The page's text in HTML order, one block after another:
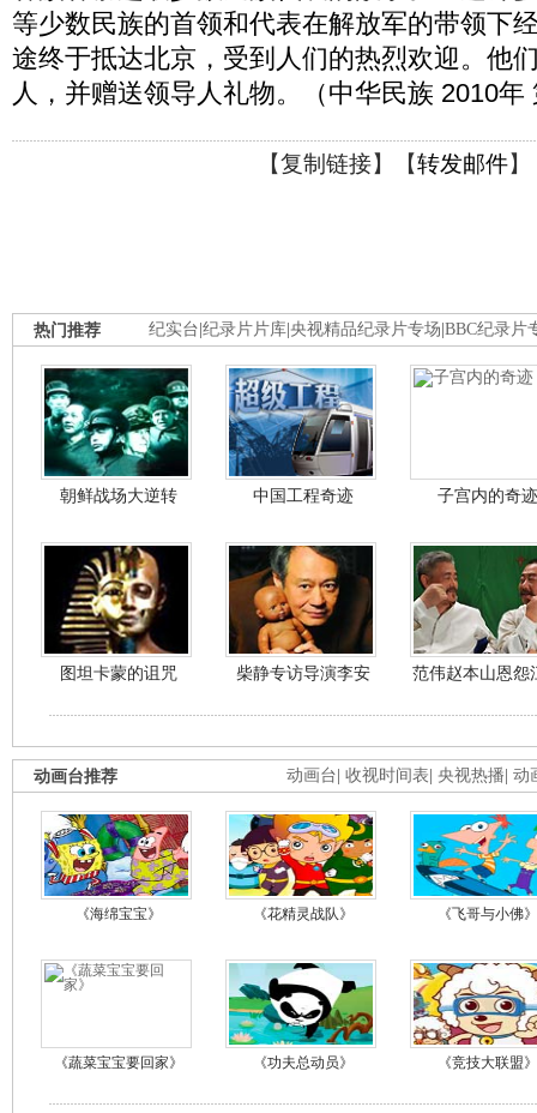
等少数民族的首领和代表在解放军的带领下
途终于抵达北京，受到人们的热烈欢迎。他
人，并赠送领导人礼物。（中华民族 2010年
【复制链接】【转发邮件】
纪实台 纪录片片库 央视精品纪录片专场 BBC纪录片
热门推荐
朝鲜战场大逆转 中国工程奇迹 子宫内的奇迹
图坦卡蒙的诅咒 柴静专访导演李安 范伟赵本山恩怨
动画台 收视时间表 央视热播 动
动画台推荐
《海绵宝宝》 《花精灵战队》 《飞哥与小佛》
《蔬菜宝宝要回家》 《功夫总动员》 《竞技大联盟》